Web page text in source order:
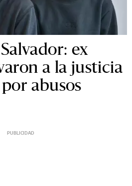
ex
a la justicia
abusos